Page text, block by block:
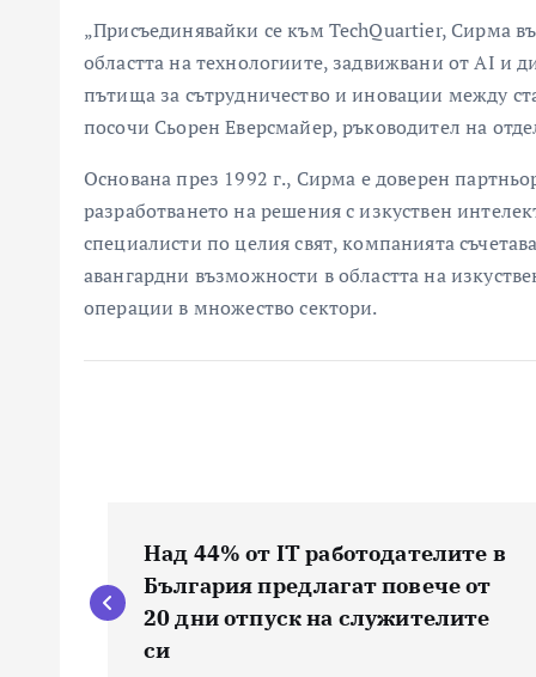
„Присъединявайки се към TechQuartier, Сирма
областта на технологиите, задвижвани от AI и
пътища за сътрудничество и иновации между
посочи Сьорен Еверсмайер, ръководител на
Основана през 1992 г., Сирма е доверен
разработването на решения с изкуствен
специалисти по целия свят, компанията
авангардни възможности в областта на
операции в множество сектори.
а
Над 44% от IT работодателите в
България предлагат повече от
20 дни отпуск на служителите
си